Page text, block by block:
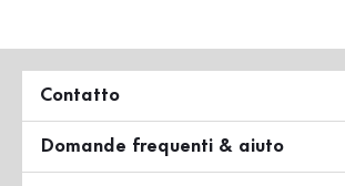
Contatto
Domande frequenti & aiuto